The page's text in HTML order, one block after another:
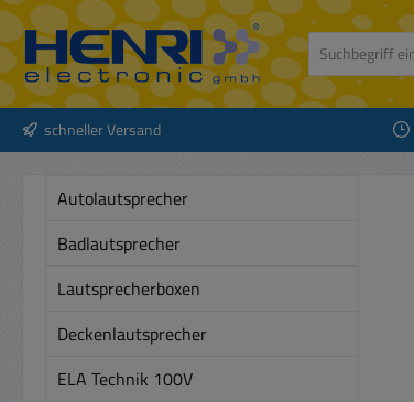
Hauptinhalt springen
Zur Suche springen
Zur Hauptnavigation springen
schneller Versand
Autolautsprecher
Badlautsprecher
Lautsprecherboxen
Deckenlautsprecher
ELA Technik 100V